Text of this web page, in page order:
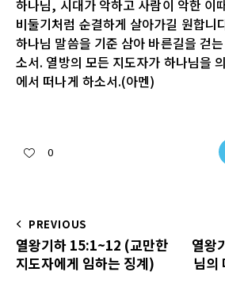
하나님, 시대가 악하고 사람이 악한 이
비둘기처럼 순결하게 살아가길 원합니
하나님 말씀을 기준 삼아 바른길을 걷
소서. 열방의 모든 지도자가 하나님을
에서 떠나게 하소서.(아멘)
0
PREVIOUS
열왕기하 15:1~12 (교만한
지도자에게 임하는 징계)
열왕
님의